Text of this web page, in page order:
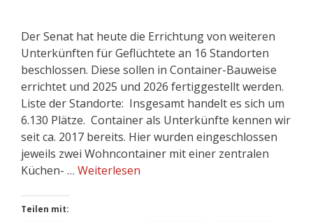
Der Senat hat heute die Errichtung von weiteren
Unterkünften für Geflüchtete an 16 Standorten
beschlossen. Diese sollen in Container-Bauweise
errichtet und 2025 und 2026 fertiggestellt werden.
Liste der Standorte: Insgesamt handelt es sich um
6.130 Plätze. Container als Unterkünfte kennen wir
seit ca. 2017 bereits. Hier wurden eingeschlossen
jeweils zwei Wohncontainer mit einer zentralen
Küchen- … Weiterlesen
Teilen mit: